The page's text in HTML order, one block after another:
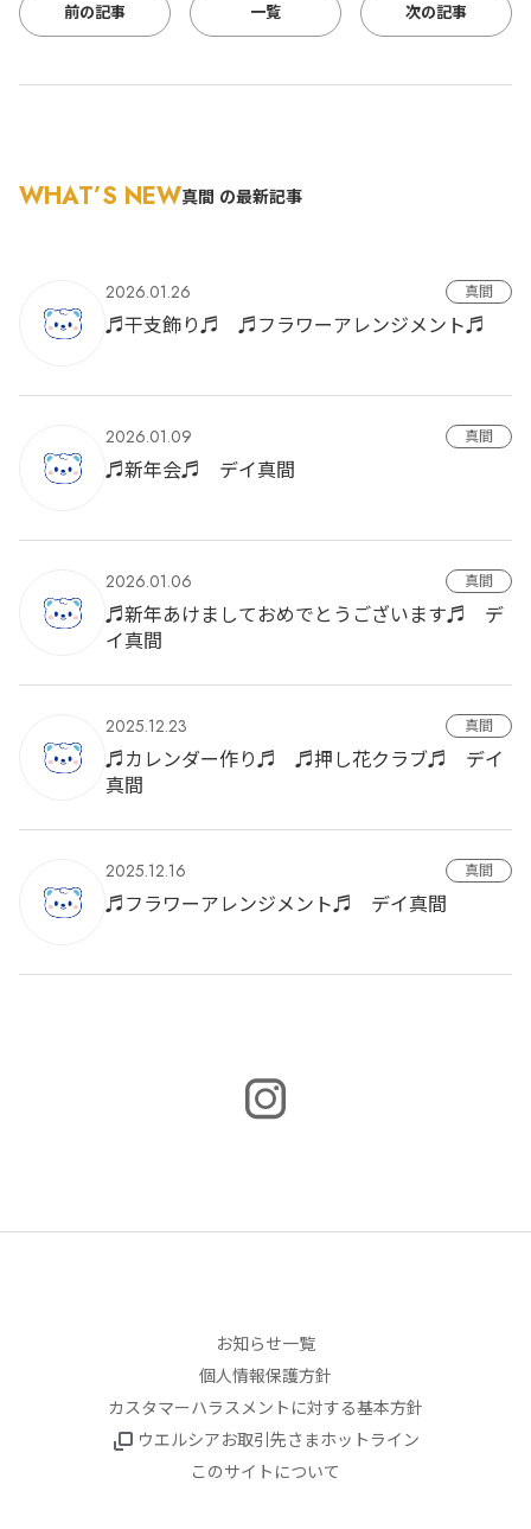
前の記事 一覧 次の記事
WHAT’S NEW真間 の最新記事
2026.01.26 真間
♬干支飾り♬ ♬フラワーアレンジメント♬
2026.01.09 真間
♬新年会♬ デイ真間
2026.01.06 真間
♬新年あけましておめでとうございます♬ デ
イ真間
2025.12.23 真間
♬カレンダー作り♬ ♬押し花クラブ♬ デイ
真間
2025.12.16 真間
♬フラワーアレンジメント♬ デイ真間
お知らせ一覧
個人情報保護方針
カスタマーハラスメントに対する基本方針
ウエルシアお取引先さまホットライン
このサイトについて